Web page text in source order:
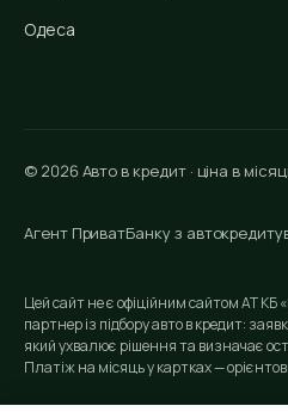
Одеса
© 2026 Авто в кредит · ціна в
Агент ПриватБанку з
Цей сайт не є офіційним сайтом АТ
партнер із підбору авто в кредит:
який ухвалює рішення та визначає
Платіж на місяць у картках —